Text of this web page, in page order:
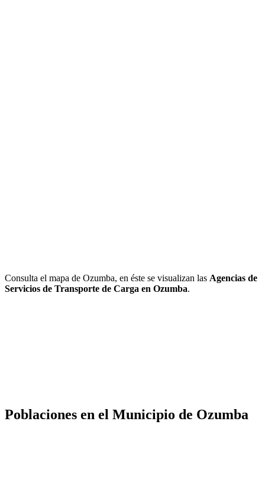
Consulta el mapa de Ozumba, en éste se visualizan las Agencias de
Servicios de Transporte de Carga en Ozumba.
Poblaciones en el Municipio de Ozumba